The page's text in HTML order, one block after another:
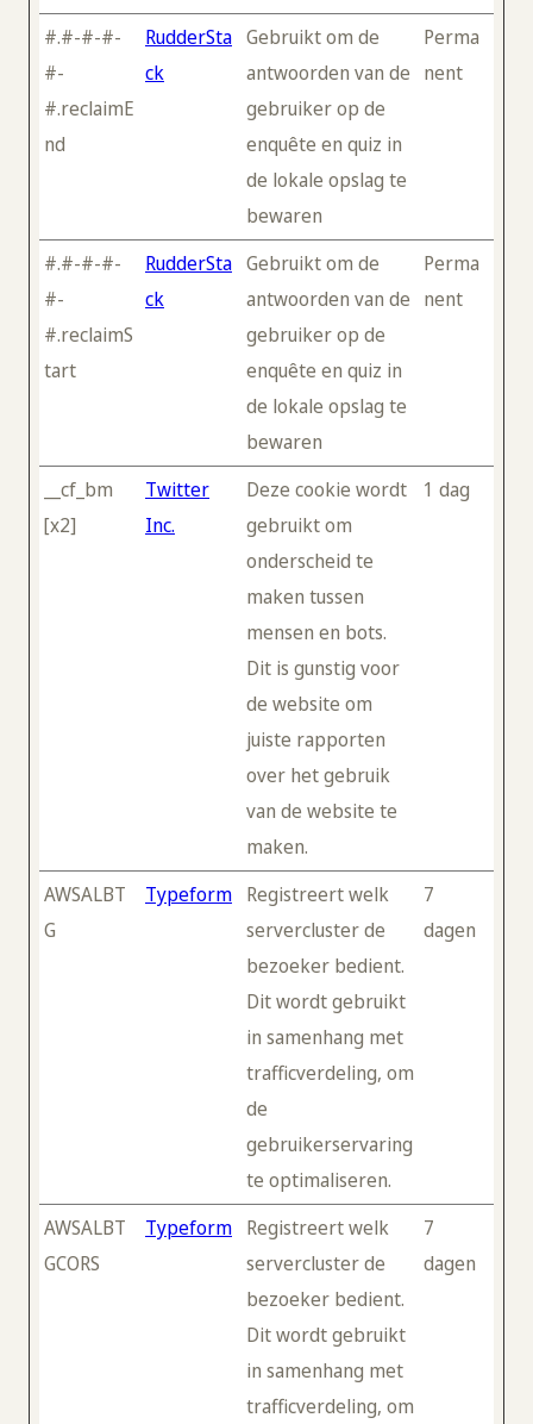
#.#-#-#-
#-
#.reclaimE
nd
RudderSta
ck
Gebruikt om de
antwoorden van de
gebruiker op de
enquête en quiz in
de lokale opslag te
bewaren
Perma
nent
#.#-#-#-
#-
#.reclaimS
tart
RudderSta
ck
Gebruikt om de
antwoorden van de
gebruiker op de
enquête en quiz in
de lokale opslag te
bewaren
Perma
nent
__cf_bm
[x2]
Twitter
Inc.
Deze cookie wordt
gebruikt om
onderscheid te
maken tussen
mensen en bots.
Dit is gunstig voor
de website om
juiste rapporten
over het gebruik
van de website te
maken.
1 dag
AWSALBT
G
Typeform Registreert welk
servercluster de
bezoeker bedient.
Dit wordt gebruikt
in samenhang met
trafficverdeling, om
de
gebruikerservaring
te optimaliseren.
7
dagen
AWSALBT
GCORS
Typeform Registreert welk
servercluster de
bezoeker bedient.
Dit wordt gebruikt
in samenhang met
trafficverdeling, om
7
dagen